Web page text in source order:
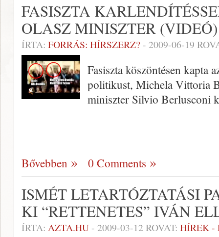
FASISZTA
OLASZ MINISZTER (VIDEÓ)
ÍRTA: FORRÁS: HÍRSZERZ? - 2009-06-19
Fasiszta köszöntésen kapta
politikust, Michela Vittoria
miniszter Silvio Berlusconi
Bővebben 0 Comments
ISMÉT LETARTÓZTATÁSI
KI “RETTENETES” IVÁN
ÍRTA: AZTA.HU- 2009-03-12 ROVAT: HÍREK -